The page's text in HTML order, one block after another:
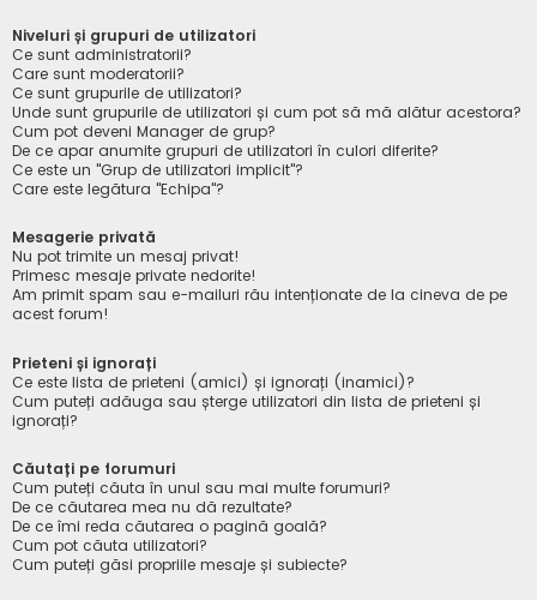
Niveluri și grupuri de utilizatori
Ce sunt administratorii?
Care sunt moderatorii?
Ce sunt grupurile de utilizatori?
Unde sunt grupurile de utilizatori și cum pot să mă alătur acestora?
Cum pot deveni Manager de grup?
De ce apar anumite grupuri de utilizatori în culori diferite?
Ce este un "Grup de utilizatori implicit"?
Care este legătura "Echipa"?
Mesagerie privată
Nu pot trimite un mesaj privat!
Primesc mesaje private nedorite!
Am primit spam sau e-mailuri rău intenționate de la cineva de pe
acest forum!
Prieteni și ignorați
Ce este lista de prieteni (amici) și ignorați (inamici)?
Cum puteți adăuga sau șterge utilizatori din lista de prieteni și
ignorați?
Căutați pe forumuri
Cum puteți căuta în unul sau mai multe forumuri?
De ce căutarea mea nu dă rezultate?
De ce îmi reda căutarea o pagină goală?
Cum pot căuta utilizatori?
Cum puteți găsi propriile mesaje și subiecte?